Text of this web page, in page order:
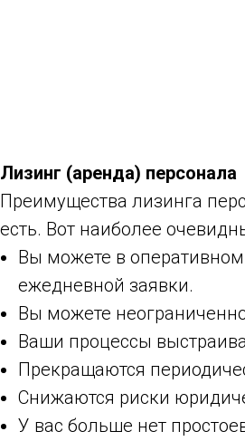
Лизинг (аренда) персонала
Преимущества лизинга
есть. Вот наиболее
Вы можете в
ежедневной заявки.
Вы можете
Ваши процессы
Прекращаются
Снижаются риски
У вас больше нет